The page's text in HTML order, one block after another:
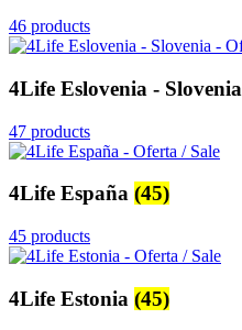
46 products
4Life Eslovenia - Slovenia
47 products
4Life España (45)
45 products
4Life Estonia (45)